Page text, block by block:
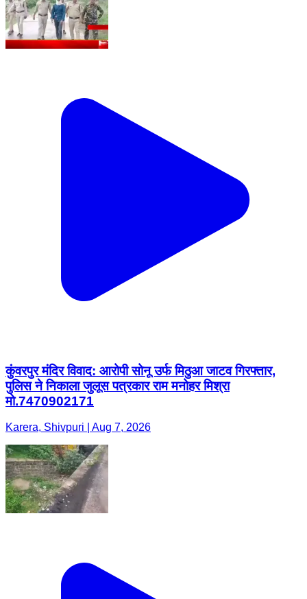
कुंवरपुर मंदिर विवाद: आरोपी सोनू उर्फ मिठुआ जाटव गिरफ्तार,
पुलिस ने निकाला जुलूस पत्रकार राम मनोहर मिश्रा
मो.7470902171
Karera, Shivpuri | Aug 7, 2026